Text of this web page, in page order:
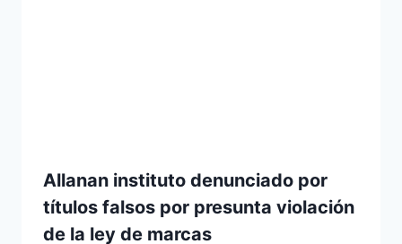
Allanan instituto denunciado por
títulos falsos por presunta violación
de la ley de marcas